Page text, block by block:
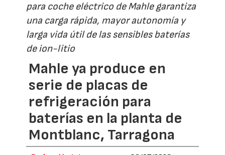
para coche eléctrico de Mahle garantiza
una carga rápida, mayor autonomía y
larga vida útil de las sensibles baterías
de ion-litio
Mahle ya produce en
serie de placas de
refrigeración para
baterías en la planta de
Montblanc, Tarragona